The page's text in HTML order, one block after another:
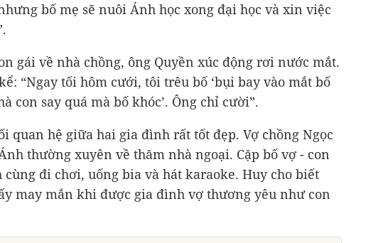
bố mẹ sẽ nuôi Ánh học xong đại học và xin việc
gái về nhà chồng, ông Quyền xúc động rơi nước mắt.
“Ngay tối hôm cưới, tôi trêu bố ‘bụi bay vào mắt bố
con say quá mà bố khóc’. Ông chỉ cười”.
quan hệ giữa hai gia đình rất tốt đẹp. Vợ chồng Ngọc
thường xuyên về thăm nhà ngoại. Cặp bố vợ - con
cùng đi chơi, uống bia và hát karaoke. Huy cho biết
may mắn khi được gia đình vợ thương yêu như con